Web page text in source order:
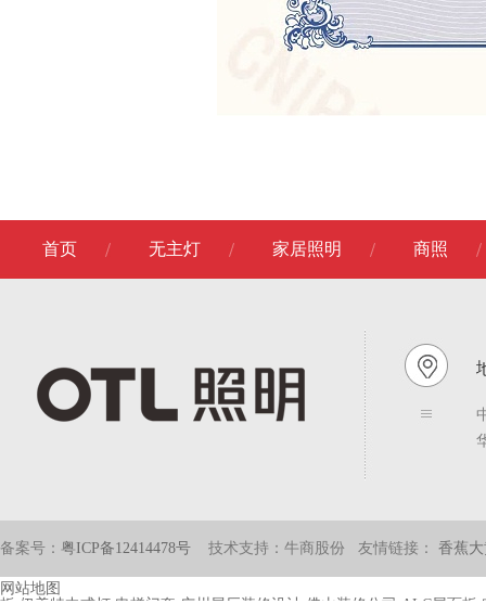
首页 无主灯 家居照明 商照
备案号： 粤ICP备12414478号 技术支持：牛商股份 友情链接： 香蕉
网站地图